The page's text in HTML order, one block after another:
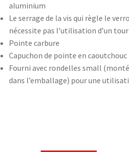
aluminium
Le serrage de la vis qui règle le
nécessite pas l’utilisation d’un
Pointe carbure
Capuchon de pointe en caoutchouc
Fourni avec rondelles small
dans l’emballage) pour une